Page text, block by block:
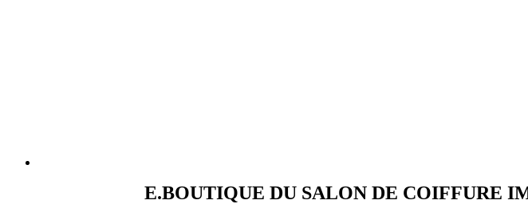
E.BOUTIQUE DU SALON DE COIFFURE